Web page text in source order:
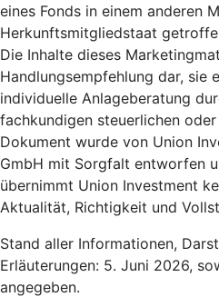
eines Fonds in einem anderen
Herkunftsmitgliedstaat
Die Inhalte dieses
Handlungsempfehlung dar, sie
individuelle Anlageberatung
fachkundigen steuerlichen
Dokument wurde von Union
GmbH mit Sorgfalt entworfen
übernimmt Union Investment
Aktualität, Richtigkeit und
Stand aller Informationen,
Erläuterungen: 5. Juni 2026,
angegeben.